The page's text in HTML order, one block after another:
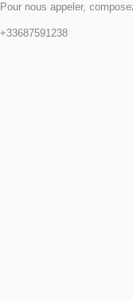
Pour nous appeler,
+33687591238